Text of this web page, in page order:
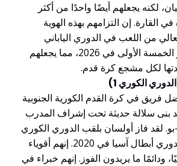
لكنه يجعلهم أيضًا واحدًا من أكثر
القارة. إن التزامهم بهذه الهوية
من اللعب في الدوري الياباني
سيبقيهم في المراكز الخمسة الأولى في 2026، مما يجعلهم
لكل مشجع كرة قدم.
فريق في كرة القدم الكورية الجنوبية
بنى سلالة حديثة تحت إشراف المدرب
لقد فاز أولسان بلقب الدوري الكوري
1 عدة مرات وكأس دوري أبطال آسيا في 2020. إنهم أقوياء
ودائمًا ما يريدون الفوز. إنهم خبراء في